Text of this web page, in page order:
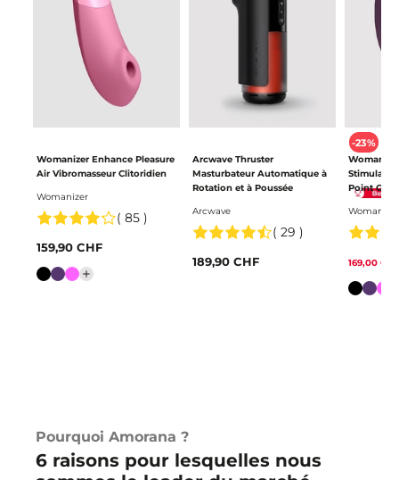
Womanizer Enhance Pleasure
Air Vibromasseur Clitoridien
Womanizer
( 85 )
159,90 CHF
Farbe
Arcwave Thruster
Masturbateur Automatique à
Rotation et à Poussée
Arcwave
( 29 )
189,90 CHF
-23%
Point G
Womanizer
169,00 CHF
Farbe
Pourquoi Amorana ?
6 raisons pour lesquelles nous